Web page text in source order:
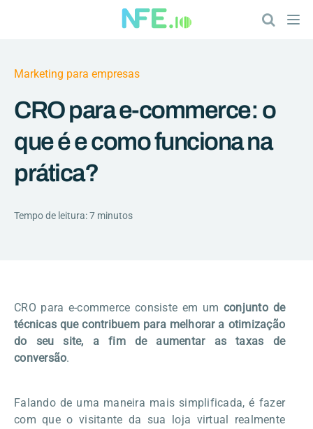
Marketing para empresas
CRO para e-commerce: o
que é e como funciona na
prática?
Tempo de leitura: 7 minutos
CRO para e-commerce consiste em um conjunto de
técnicas que contribuem para melhorar a otimização
do seu site, a fim de aumentar as taxas de
conversão.
Falando de uma maneira mais simplificada, é fazer
com que o visitante da sua loja virtual realmente